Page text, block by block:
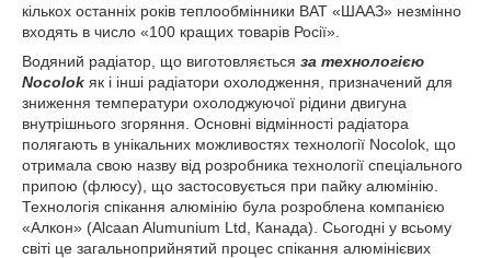
кількох останніх років теплообмінники ВАТ «ШААЗ» незмінно
входять в число «100 кращих товарів Росії».
Водяний радіатор, що виготовляється за технологією
Nocolok як і інші радіатори охолодження, призначений для
зниження температури охолоджуючої рідини двигуна
внутрішнього згоряння. Основні відмінності радіатора
полягають в унікальних можливостях технології Nocolok, що
отримала свою назву від розробника технології спеціального
припою (флюсу), що застосовується при пайку алюмінію.
Технологія спікання алюмінію була розроблена компанією
«Алкон» (Alcaan Alumunium Ltd, Канада). Сьогодні у всьому
світі це загальноприйнятий процес спікання алюмінієвих